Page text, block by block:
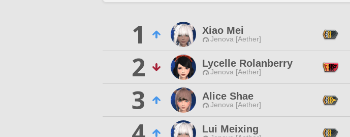
1 Xiao Mei
Jenova [Aether]
2
Lycelle Rolanberry
Jenova [Aether]
3
Alice Shae
Jenova [Aether]
Lui Meixing